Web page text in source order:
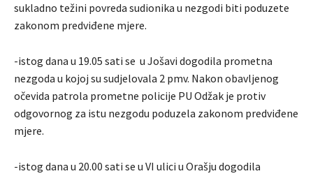
sukladno težini povreda sudionika u nezgodi biti poduzete
zakonom predviđene mjere.
-istog dana u 19.05 sati se u Jošavi dogodila prometna
nezgoda u kojoj su sudjelovala 2 pmv. Nakon obavljenog
očevida patrola prometne policije PU Odžak je protiv
odgovornog za istu nezgodu poduzela zakonom predviđene
mjere.
-istog dana u 20.00 sati se u VI ulici u Orašju dogodila